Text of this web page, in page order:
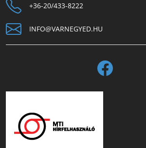
+36-20/433-8222
INFO@VARNEGYED.HU